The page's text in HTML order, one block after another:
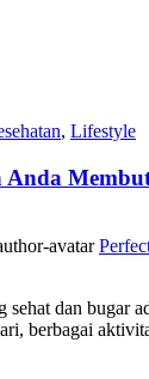
, Lifestyle
Anda
dan bugar
berbagai